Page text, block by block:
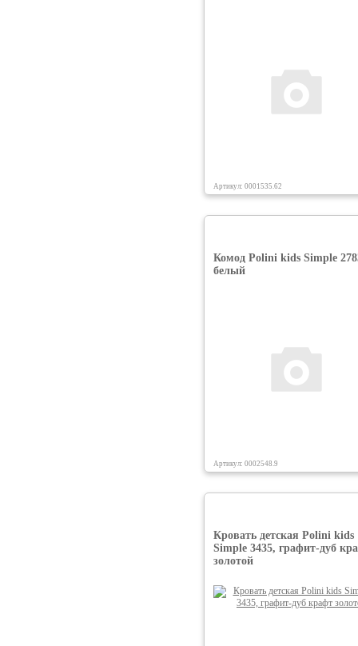
Артикул: 0001535.62
Комод Polini kids Simple
белый
Артикул: 0002548.9
Кровать детская Polini kids
Simple 3435, графит-дуб
золотой